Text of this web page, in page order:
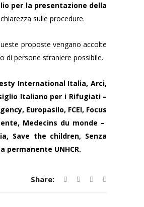
per la presentazione della
sulle procedure.
proposte vengano accolte
di persone straniere possibile.
International Italia, Arci,
Italiano per i Rifugiati –
Europasilo, FCEI, Focus
Medecins du monde –
Save the children, Senza
permanente UNHCR.
Share: